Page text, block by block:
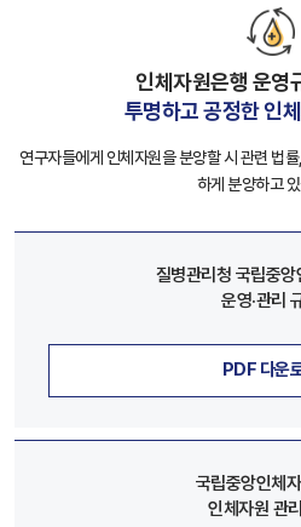
인체자원은행 운영
투명하고 공정한 인
연구자들에게 인체자원을 분양할 시 관련 법
하게 분양하고
질병관리청 국립중앙
운영·관리
PDF 다운
국립중앙인체
인체자원 관